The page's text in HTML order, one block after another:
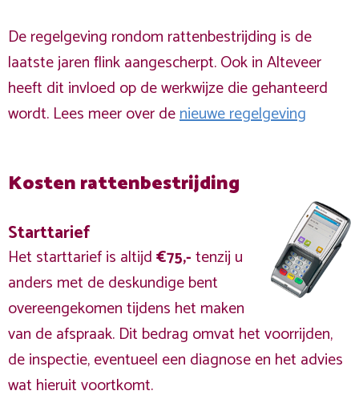
De regelgeving rondom rattenbestrijding is de
laatste jaren flink aangescherpt. Ook in Alteveer
heeft dit invloed op de werkwijze die gehanteerd
wordt. Lees meer over denieuwe regelgeving
Kosten rattenbestrijding
Starttarief
Het starttarief is altijd€75,-tenzij u
anders met de deskundige bent
overeengekomen tijdens het maken
van de afspraak. Dit bedrag omvat het voorrijden,
de inspectie, eventueel een diagnose en het advies
wat hieruit voortkomt.